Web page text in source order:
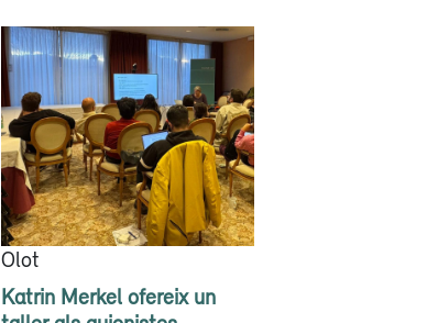
Olot
Katrin Merkel ofereix un